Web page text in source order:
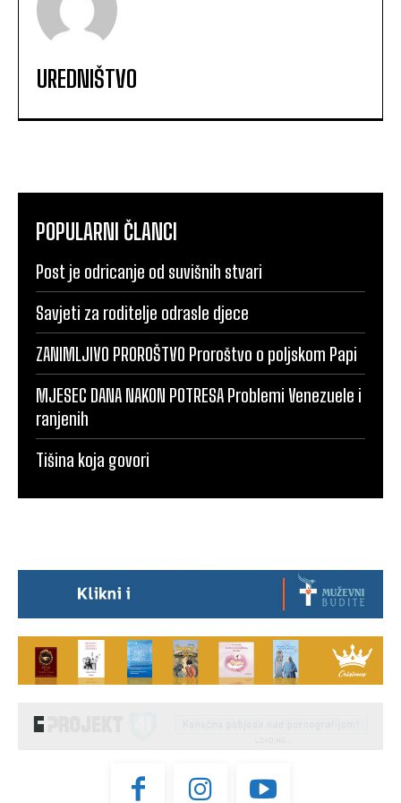
UREDNIŠTVO
POPULARNI ČLANCI
Post je odricanje od suvišnih stvari
Savjeti za roditelje odrasle djece
ZANIMLJIVO PROROŠTVO Proroštvo o poljskom Papi
MJESEC DANA NAKON POTRESA Problemi Venezuele i
ranjenih
Tišina koja govori